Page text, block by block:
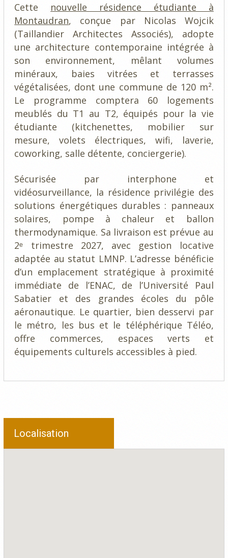
Cette nouvelle résidence étudiante à
Montaudran, conçue par Nicolas Wojcik
(Taillandier Architectes Associés), adopte
une architecture contemporaine intégrée à
son environnement, mêlant volumes
minéraux, baies vitrées et terrasses
végétalisées, dont une commune de 120 m².
Le programme comptera 60 logements
meublés du T1 au T2, équipés pour la vie
étudiante (kitchenettes, mobilier sur
mesure, volets électriques, wifi, laverie,
coworking, salle détente, conciergerie).
Sécurisée par interphone et
vidéosurveillance, la résidence privilégie des
solutions énergétiques durables : panneaux
solaires, pompe à chaleur et ballon
thermodynamique. Sa livraison est prévue au
2ᵉ trimestre 2027, avec gestion locative
adaptée au statut LMNP. L’adresse bénéficie
d’un emplacement stratégique à proximité
immédiate de l’ENAC, de l’Université Paul
Sabatier et des grandes écoles du pôle
aéronautique. Le quartier, bien desservi par
le métro, les bus et le téléphérique Téléo,
offre commerces, espaces verts et
équipements culturels accessibles à pied.
Localisation